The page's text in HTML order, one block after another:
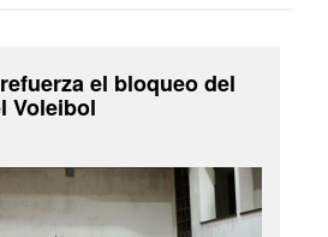
el bloqueo del
Voleibol